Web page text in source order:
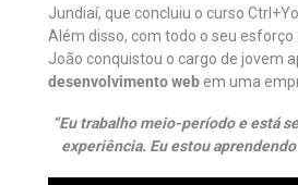
Jundiaí, que concluiu o curso
Além disso, com todo o seu
João conquistou o cargo de jovem
desenvolvimento web em uma
“Eu trabalho meio-período e está
experiência. Eu estou